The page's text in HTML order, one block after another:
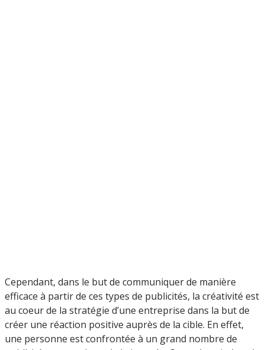
Cependant, dans le but de communiquer de manière
efficace à partir de ces types de publicités, la créativité est
au coeur de la stratégie d’une entreprise dans la but de
créer une réaction positive auprès de la cible. En effet,
une personne est confrontée à un grand nombre de